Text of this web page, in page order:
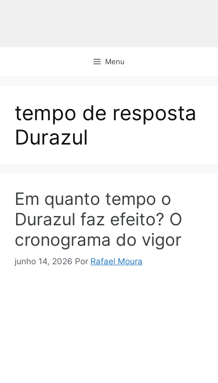
Menu
tempo de resposta
Durazul
Em quanto tempo o
Durazul faz efeito? O
cronograma do vigor
junho 14, 2026 Por Rafael Moura